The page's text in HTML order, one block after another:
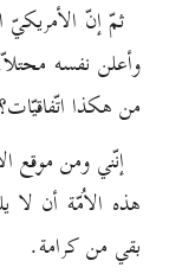
ثمّ إنّ الأمريكيّ
وأعلن نفسه
من هكذا
إنّني ومن موقع
هذه الاُمّة أن لا
بقي من كرامة.